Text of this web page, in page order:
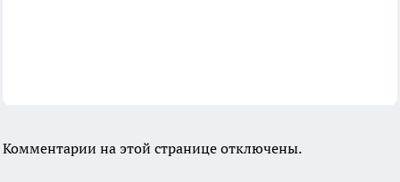
Комментарии на этой странице отключены.